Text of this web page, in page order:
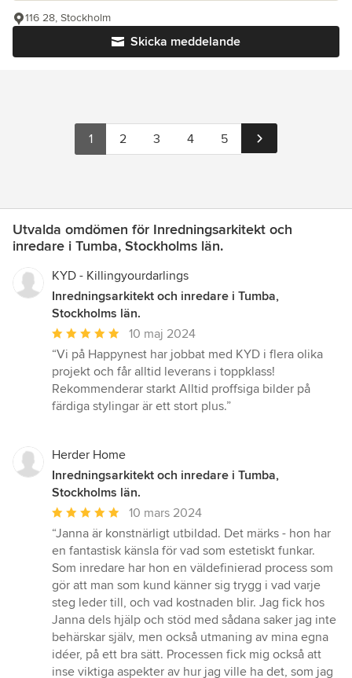
Skicka meddelande
116 28, Stockholm
1 2 3 4 5
Utvalda omdömen för Inredningsarkitekt och
inredare i Tumba, Stockholms län.
KYD - Killingyourdarlings
Inredningsarkitekt och inredare i Tumba,
Stockholms län.
Genomsnittligt
omdöme:
5
av
5
10 maj 2024
“Vi på Happynest har jobbat med KYD i flera olika
projekt och får alltid leverans i toppklass!
Rekommenderar starkt Alltid proffsiga bilder på
färdiga stylingar är ett stort plus.”
Herder Home
Inredningsarkitekt och inredare i Tumba,
Stockholms län.
Genomsnittligt
omdöme:
5
av
5
stjärnor
10 mars 2024
“Janna är konstnärligt utbildad. Det märks - hon har
en fantastisk känsla för vad som estetiskt funkar.
Som inredare har hon en väldefinierad process som
gör att man som kund känner sig trygg i vad varje
steg leder till, och vad kostnaden blir. Jag fick hos
Janna dels hjälp och stöd med sådana saker jag inte
behärskar själv, men också utmaning av mina egna
idéer, på ett bra sätt. Processen fick mig också att
inse viktiga aspekter av hur jag ville ha det, som jag